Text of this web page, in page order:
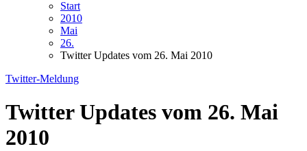
Start
2010
Mai
26.
Twitter Updates vom 26. Mai 2010
Twitter-Meldung
Twitter Updates vom 26. Mai
2010